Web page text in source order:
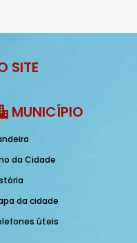
SITE
MUNICÍPIO
da Cidade
da cidade
úteis